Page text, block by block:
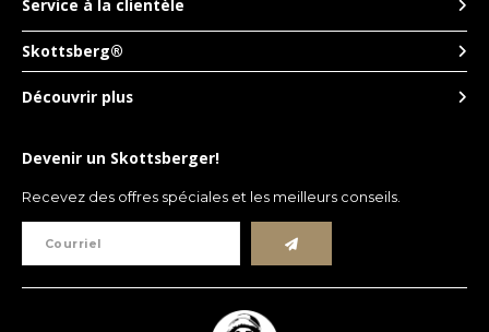
Skottsberg®
Service à la clientèle
Découvrir plus
Devenir un Skottsberger!
Recevez des offres spéciales et les meilleurs conseils.